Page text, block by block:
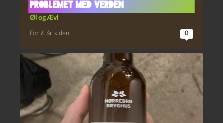
Problemet Med Verden
Øl og Ævl
For 6 år siden 0